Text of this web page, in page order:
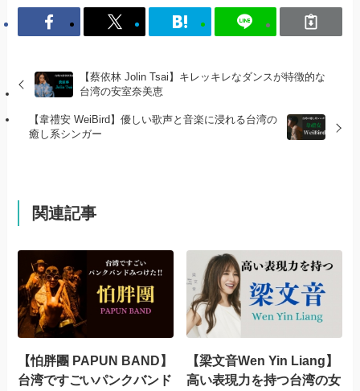
【蔡依林 Jolin Tsai】キレッキレなダンスが特徴的な
台湾の安室奈美恵
【韋禮安 WeiBird】優しい歌声と音楽に浸れる台湾の
癒し系シンガー
関連記事
【怕胖團 PAPUN BAND】
台湾ですごいパンクバンド
【梁文音Wen Yin Liang】
高い表現力を持つ台湾の女